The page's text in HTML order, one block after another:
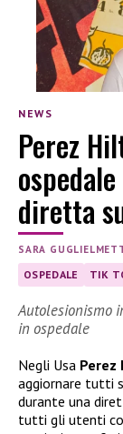
NEWS
Perez
diretta
SARA
OSPEDALE TIK
Autolesionismo
in ospedale
Negli Usa Perez
aggiornare tutti
durante una
tutti gli utenti